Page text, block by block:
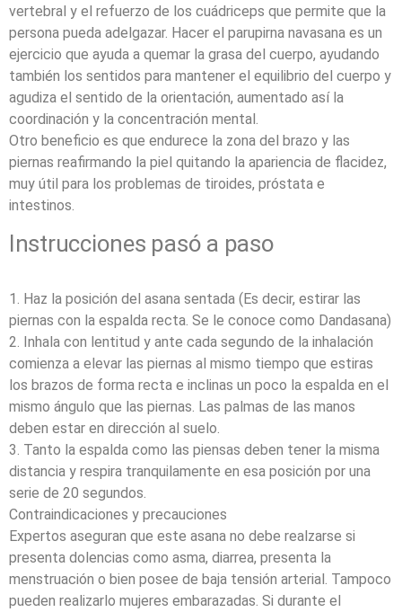
vertebral y el refuerzo de los cuádriceps que permite que la
persona pueda adelgazar. Hacer el parupirna navasana es un
ejercicio que ayuda a quemar la grasa del cuerpo, ayudando
también los sentidos para mantener el equilibrio del cuerpo y
agudiza el sentido de la orientación, aumentado así la
coordinación y la concentración mental.
Otro beneficio es que endurece la zona del brazo y las
piernas reafirmando la piel quitando la apariencia de flacidez,
muy útil para los problemas de tiroides, próstata e
intestinos.
Instrucciones pasó a paso
1. Haz la posición del asana sentada (Es decir, estirar las
piernas con la espalda recta. Se le conoce como Dandasana)
2. Inhala con lentitud y ante cada segundo de la inhalación
comienza a elevar las piernas al mismo tiempo que estiras
los brazos de forma recta e inclinas un poco la espalda en el
mismo ángulo que las piernas. Las palmas de las manos
deben estar en dirección al suelo.
3. Tanto la espalda como las piensas deben tener la misma
distancia y respira tranquilamente en esa posición por una
serie de 20 segundos.
Contraindicaciones y precauciones
Expertos aseguran que este asana no debe realzarse si
presenta dolencias como asma, diarrea, presenta la
menstruación o bien posee de baja tensión arterial. Tampoco
pueden realizarlo mujeres embarazadas. Si durante el